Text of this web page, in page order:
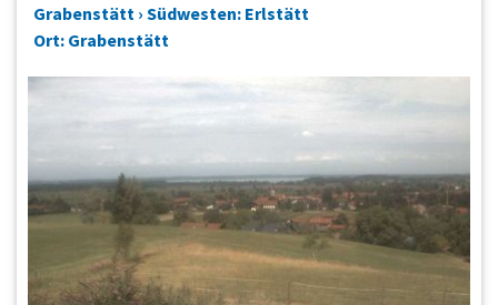
Grabenstätt › Südwesten: Erlstätt
Ort: Grabenstätt